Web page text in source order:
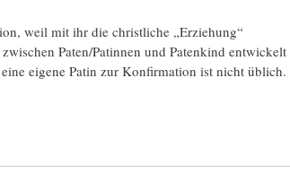
weil mit ihr die christliche „Erziehung“
Paten/Patinnen und Patenkind entwickelt
eigene Patin zur Konfirmation ist nicht üblich.